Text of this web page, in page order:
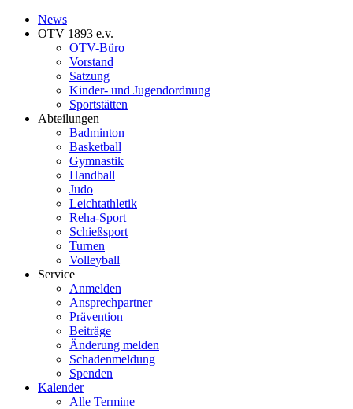
News
OTV 1893 e.v.
OTV-Büro
Vorstand
Satzung
Kinder- und Jugendordnung
Sportstätten
Abteilungen
Badminton
Basketball
Gymnastik
Handball
Judo
Leichtathletik
Reha-Sport
Schießsport
Turnen
Volleyball
Service
Anmelden
Ansprechpartner
Prävention
Beiträge
Änderung melden
Schadenmeldung
Spenden
Kalender
Alle Termine